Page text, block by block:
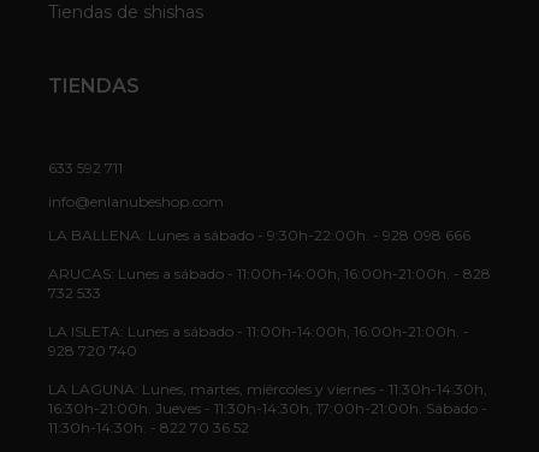
Tiendas de shishas
TIENDAS
633 592 711
info@enlanubeshop.com
LA BALLENA: Lunes a sábado - 9:30h-22:00h. - 928 098 666
ARUCAS: Lunes a sábado - 11:00h-14:00h, 16:00h-21:00h. - 828
732 533
LA ISLETA: Lunes a sábado - 11:00h-14:00h, 16:00h-21:00h. -
928 720 740
LA LAGUNA: Lunes, martes, miércoles y viernes - 11:30h-14:30h,
16:30h-21:00h. Jueves - 11:30h-14:30h, 17:00h-21:00h. Sábado -
11:30h-14:30h. - 822 70 36 52